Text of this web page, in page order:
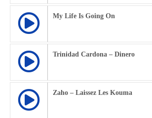
My Life Is Going On
Trinidad Cardona – Dinero
Zaho – Laissez Les Kouma